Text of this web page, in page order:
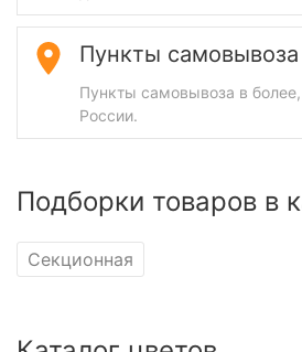
Пункты самовывоза
Пункты самовывоза в
России.
Подборки товаров в
Секционная